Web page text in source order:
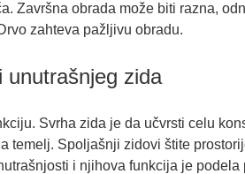
Završna obrada može biti razna,
zahteva pažljivu obradu.
unutrašnjeg zida
Svrha zida je da učvrsti celu
temelj. Spoljašnji zidovi štite
i njihova funkcija je podela